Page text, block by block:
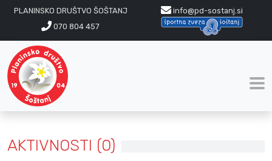
PLANINSKO DRUŠTVO ŠOŠTANJ
info@pd-sostanj.si
070 804 457
AKTIVNOSTI (0)